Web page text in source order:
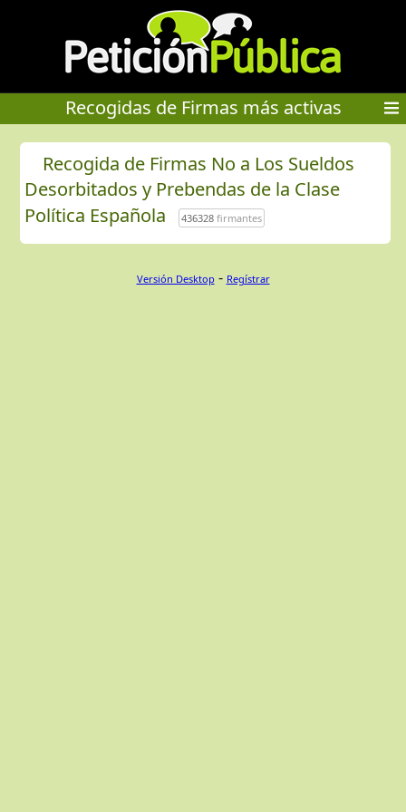
Recogidas de Firmas más activas
Recogida de Firmas No a Los Sueldos
Desorbitados y Prebendas de la Clase
Política Española
436328firmantes
Versión Desktop - Regístrar